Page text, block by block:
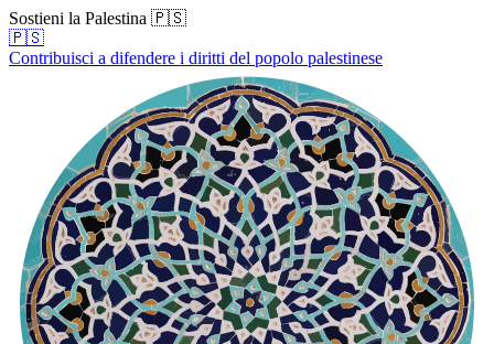
Sostieni la Palestina 🇵🇸
🇵🇸
Contribuisci a difendere i diritti del popolo palestinese